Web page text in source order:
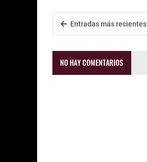
Entradas más recientes
NO HAY COMENTARIOS